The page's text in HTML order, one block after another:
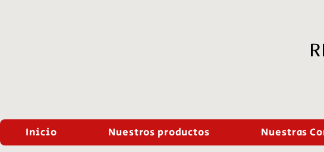
Inicio Nuestros productos Nuestras